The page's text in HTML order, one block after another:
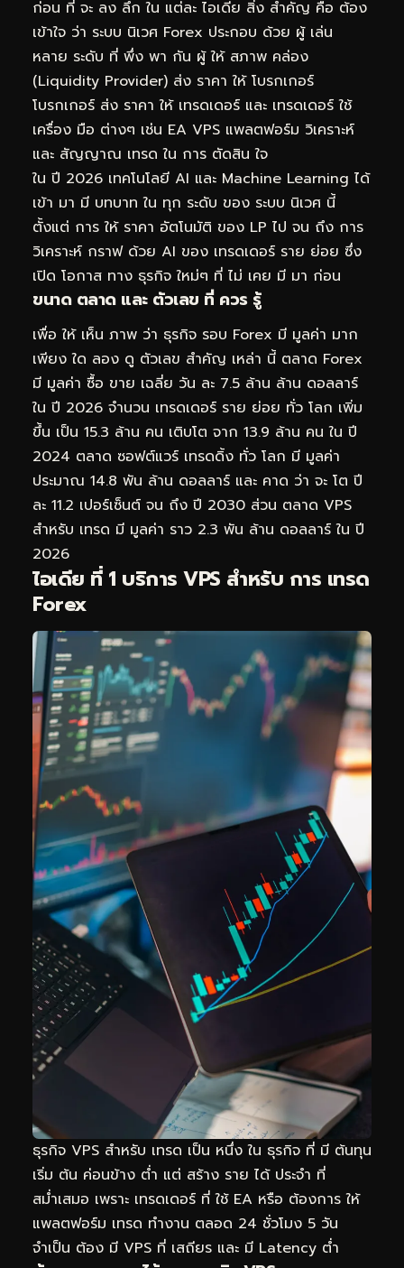
ก่อน ที่ จะ ลง ลึก ใน แต่ละ ไอเดีย สิ่ง สำคัญ คือ ต้อง
เข้าใจ ว่า ระบบ นิเวศ Forex ประกอบ ด้วย ผู้ เล่น
หลาย ระดับ ที่ พึ่ง พา กัน ผู้ ให้ สภาพ คล่อง
(Liquidity Provider) ส่ง ราคา ให้ โบรกเกอร์
โบรกเกอร์ ส่ง ราคา ให้ เทรดเดอร์ และ เทรดเดอร์ ใช้
เครื่อง มือ ต่างๆ เช่น EA VPS แพลตฟอร์ม วิเคราะห์
และ สัญญาณ เทรด ใน การ ตัดสิน ใจ
ใน ปี 2026 เทคโนโลยี AI และ Machine Learning ได้
เข้า มา มี บทบาท ใน ทุก ระดับ ของ ระบบ นิเวศ นี้
ตั้งแต่ การ ให้ ราคา อัตโนมัติ ของ LP ไป จน ถึง การ
วิเคราะห์ กราฟ ด้วย AI ของ เทรดเดอร์ ราย ย่อย ซึ่ง
เปิด โอกาส ทาง ธุรกิจ ใหม่ๆ ที่ ไม่ เคย มี มา ก่อน
ขนาด ตลาด และ ตัวเลข ที่ ควร รู้
เพื่อ ให้ เห็น ภาพ ว่า ธุรกิจ รอบ Forex มี มูลค่า มาก
เพียง ใด ลอง ดู ตัวเลข สำคัญ เหล่า นี้ ตลาด Forex
มี มูลค่า ซื้อ ขาย เฉลี่ย วัน ละ 7.5 ล้าน ล้าน ดอลลาร์
ใน ปี 2026 จำนวน เทรดเดอร์ ราย ย่อย ทั่ว โลก เพิ่ม
ขึ้น เป็น 15.3 ล้าน คน เติบโต จาก 13.9 ล้าน คน ใน ปี
2024 ตลาด ซอฟต์แวร์ เทรดดิ้ง ทั่ว โลก มี มูลค่า
ประมาณ 14.8 พัน ล้าน ดอลลาร์ และ คาด ว่า จะ โต ปี
ละ 11.2 เปอร์เซ็นต์ จน ถึง ปี 2030 ส่วน ตลาด VPS
สำหรับ เทรด มี มูลค่า ราว 2.3 พัน ล้าน ดอลลาร์ ใน ปี
2026
ไอเดีย ที่ 1 บริการ VPS สำหรับ การ เทรด
Forex
ธุรกิจ VPS สำหรับ เทรด เป็น หนึ่ง ใน ธุรกิจ ที่ มี ต้นทุน
เริ่ม ต้น ค่อนข้าง ต่ำ แต่ สร้าง ราย ได้ ประจำ ที่
สม่ำเสมอ เพราะ เทรดเดอร์ ที่ ใช้ EA หรือ ต้องการ ให้
แพลตฟอร์ม เทรด ทำงาน ตลอด 24 ชั่วโมง 5 วัน
จำเป็น ต้อง มี VPS ที่ เสถียร และ มี Latency ต่ำ